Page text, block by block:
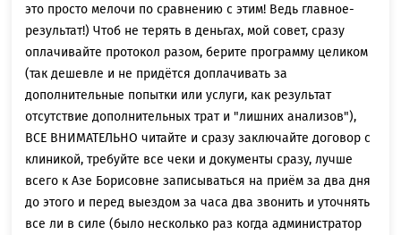
это просто мелочи по сравнению с этим! Ведь главное-
результат!) Чтоб не терять в деньгах, мой совет, сразу
оплачивайте протокол разом, берите программу целиком
(так дешевле и не придётся доплачивать за
дополнительные попытки или услуги, как результат
отсутствие дополнительных трат и "лишних анализов"),
ВСЕ ВНИМАТЕЛЬНО читайте и сразу заключайте договор с
клиникой, требуйте все чеки и документы сразу, лучше
всего к Азе Борисовне записываться на приём за два дня
до этого и перед выездом за часа два звонить и уточнять
все ли в силе (было несколько раз когда администратор